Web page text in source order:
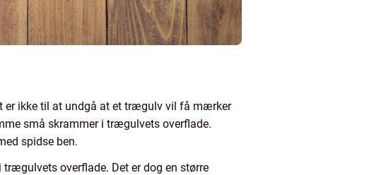
er ikke til at undgå at et trægulv vil få mærker
små skrammer i trægulvets overflade.
spidse ben.
overflade. Det er dog en større